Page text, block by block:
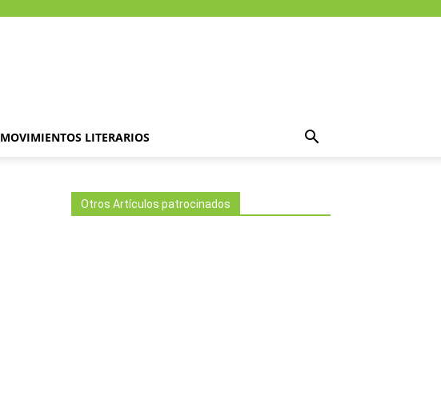
MOVIMIENTOS LITERARIOS
Otros Artículos patrocinados